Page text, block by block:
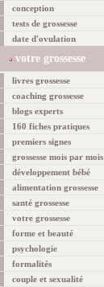
conception
tests de grossesse
date d'ovulation
votre grossesse
livres grossesse
coaching grossesse
blogs experts
160 fiches pratiques
premiers signes
grossesse mois par mois
développement bébé
alimentation grossesse
santé grossesse
votre grossesse
forme et beauté
psychologie
formalités
couple et sexualité